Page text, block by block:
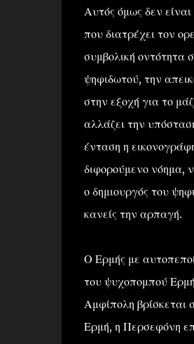
Αυτός όμως δεν
που διατρέχει τον
συμβολική
ψηφιδωτού, την
στην εξοχή για το
αλλάζει την
ένταση η
διφορούμενο νόημα,
ο δημιουργός του
κανείς την αρπαγή.
Ο Ερμής με
του ψυχοπομπού
Αμφίπολη βρίσκεται
Ερμή, η Περσεφόνη